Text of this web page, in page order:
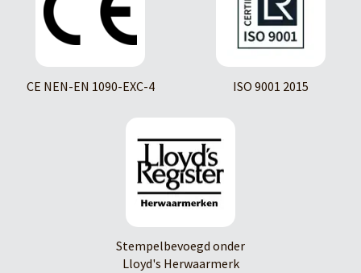
CE NEN-EN 1090-EXC-4 ISO 9001 2015
Stempelbevoegd onder
Lloyd's Herwaarmerk